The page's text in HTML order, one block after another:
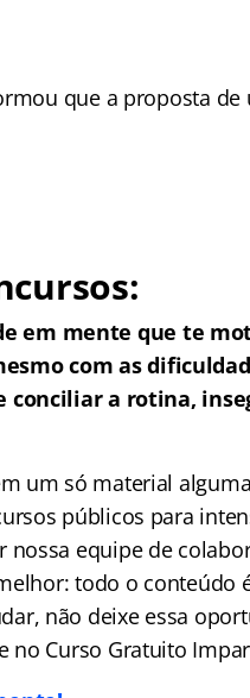
que a proposta
em mente que te
com as
conciliar a rotina,
um só material
públicos para
nossa equipe de
todo o conteúdo
não deixe essa
no Curso Gratuito